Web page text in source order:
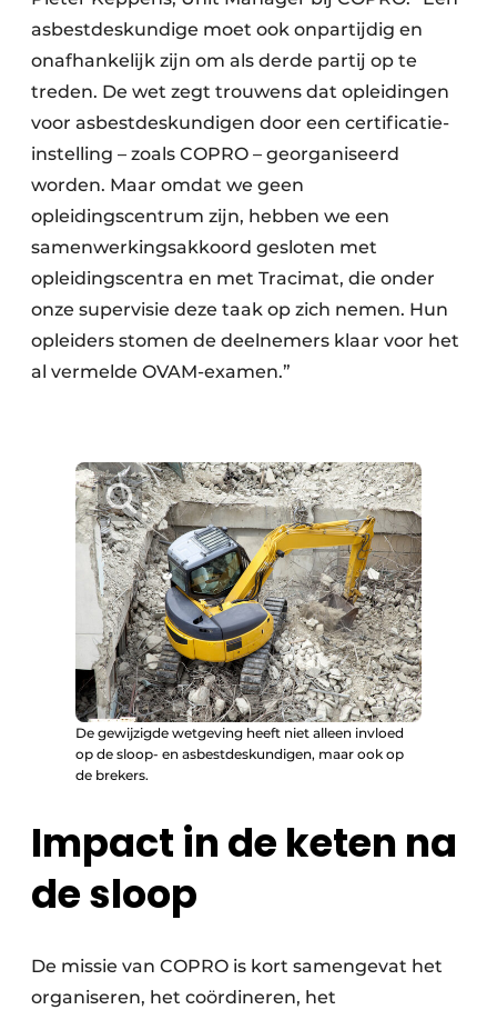
asbestdeskundige moet ook onpartijdig en
onafhankelijk zijn om als derde partij op te
treden. De wet zegt trouwens dat opleidingen
voor asbestdeskundigen door een certificatie-
instelling – zoals COPRO – georganiseerd
worden. Maar omdat we geen
opleidingscentrum zijn, hebben we een
samenwerkingsakkoord gesloten met
opleidingscentra en met Tracimat, die onder
onze supervisie deze taak op zich nemen. Hun
opleiders stomen de deelnemers klaar voor het
al vermelde OVAM-examen.”
De gewijzigde wetgeving heeft niet alleen invloed
op de sloop- en asbestdeskundigen, maar ook op
de brekers.
Impact in de keten na
de sloop
De missie van COPRO is kort samengevat het
organiseren, het coördineren, het